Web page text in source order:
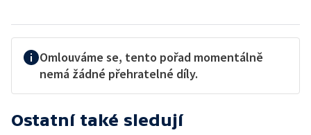
Omlouváme se, tento pořad momentálně
nemá žádné přehratelné díly.
Ostatní také sledují